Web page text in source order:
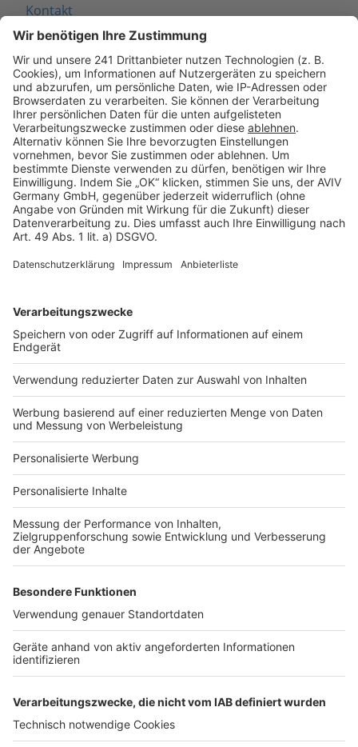
Kontakt
Seitenaufbau
Barrierefreiheit
Cookie Einstellungen
Rechtliches
AGB-Übersicht
Datenschutz
Impressum
Services
Bauprojekt-Quiz
Häuser-Suche
Hausanbieter-Suche
Bauprojekt-Profil
Für Unternehmen
Ihre Baufirma auf bauen.de
Kostenloses Infogespräch